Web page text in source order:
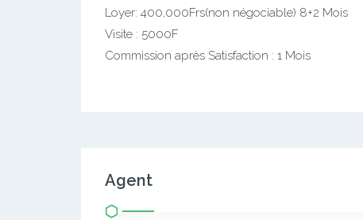
Loyer: 400,000Frs(non négociable) 8+2 Mois
Visite : 5000F
Commission après Satisfaction : 1 Mois
Agent